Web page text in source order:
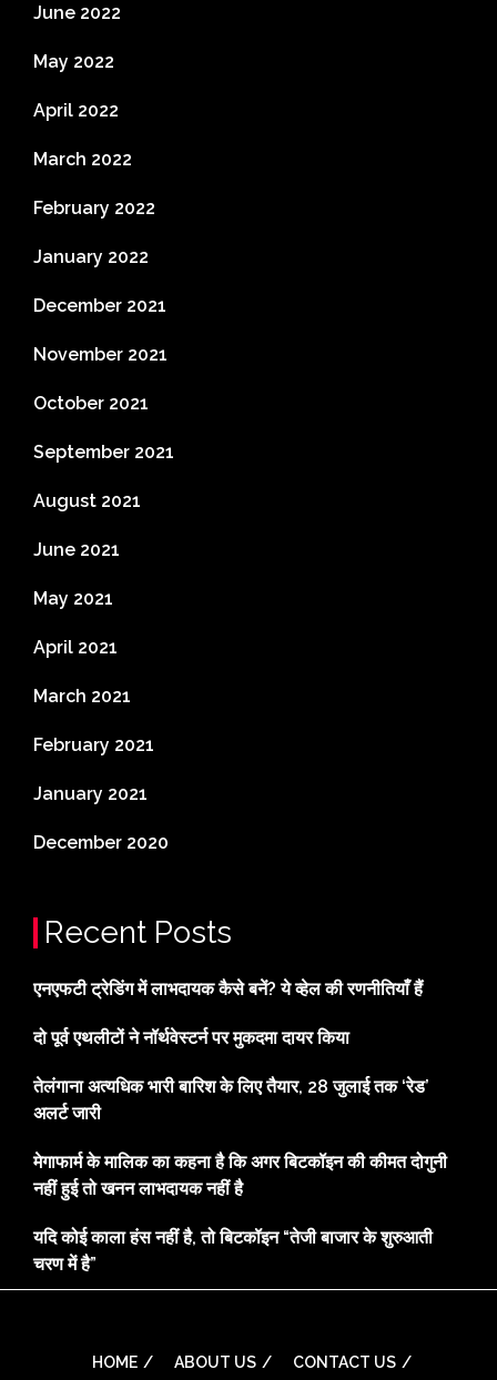
June 2022
May 2022
April 2022
March 2022
February 2022
January 2022
December 2021
November 2021
October 2021
September 2021
August 2021
June 2021
May 2021
April 2021
March 2021
February 2021
January 2021
December 2020
Recent Posts
एनएफटी ट्रेडिंग में लाभदायक कैसे बनें? ये व्हेल की रणनीतियाँ हैं
दो पूर्व एथलीटों ने नॉर्थवेस्टर्न पर मुकदमा दायर किया
तेलंगाना अत्यधिक भारी बारिश के लिए तैयार, 28 जुलाई तक ‘रेड’
अलर्ट जारी
मेगाफार्म के मालिक का कहना है कि अगर बिटकॉइन की कीमत दोगुनी
नहीं हुई तो खनन लाभदायक नहीं है
यदि कोई काला हंस नहीं है, तो बिटकॉइन “तेजी बाजार के शुरुआती
चरण में है”
HOME ABOUT US CONTACT US